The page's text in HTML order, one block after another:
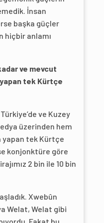
İnsan
başka güçler
hiçbir anlamı
ve mevcut
yapan tek Kürtçe
ve Kuzey
üzerinden hem
yapan tek Kürtçe
konjonktüre göre
2 bin ile 10 bin
Xwebûn
Welat, Welat gibi